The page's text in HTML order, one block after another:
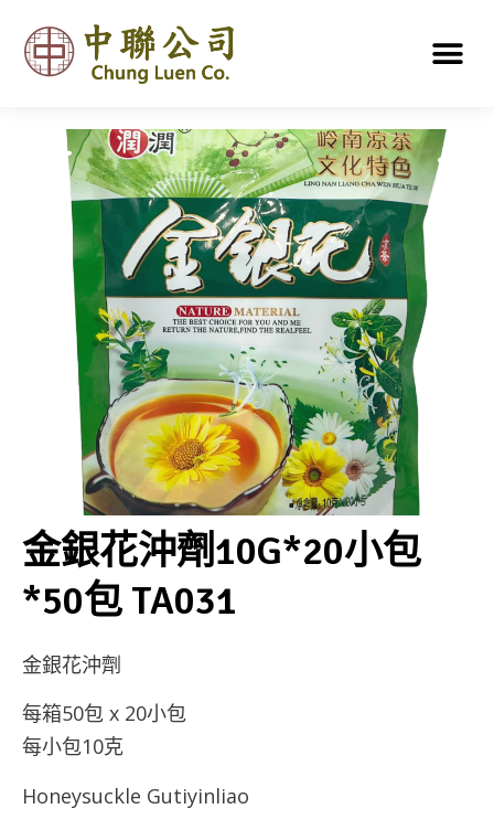
金銀花沖劑10G*20小包
*50包 TA031
金銀花沖劑
每箱50包 x 20小包
每小包10克
Honeysuckle Gutiyinliao